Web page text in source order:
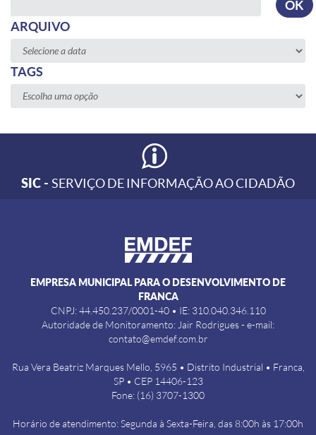
OK
ARQUIVO
TAGS
SIC - SERVIÇO DE INFORMAÇÃO AO CIDADÃO
EMPRESA MUNICIPAL PARA O DESENVOLVIMENTO DE
FRANCA
CNPJ: 44.450.237/0001-40 • IE: 310.040.346.110
Autoridade de Monitoramento: Jair Rodrigues - e-mail:
contato@emdef.com.br
Rua Vera Beatriz Marques Mello, 5965 • Distrito Industrial • Franca,
SP • CEP 14406-123
Fone: (16) 3707-1300
Horário de atendimento: Segunda à Sexta-Feira, das 8:00h às 17:00h